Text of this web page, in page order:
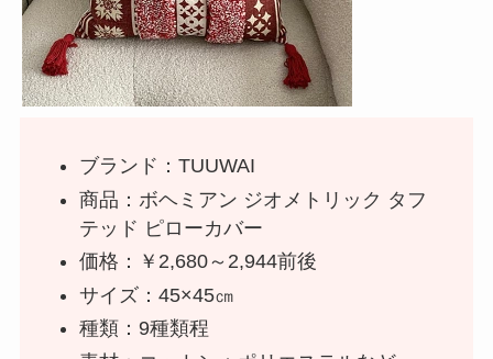
ブランド：TUUWAI
商品：ボヘミアン ジオメトリック タフ
テッド ピローカバー
価格：￥2,680～2,944前後
サイズ：45×45㎝
種類：9種類程